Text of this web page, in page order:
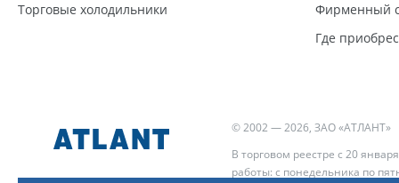
Торговые холодильники
Фирменный
Где
© 2002 — 2026, ЗАО «АТЛАНТ»
В торговом реестре с 20
работы: с понедельника по